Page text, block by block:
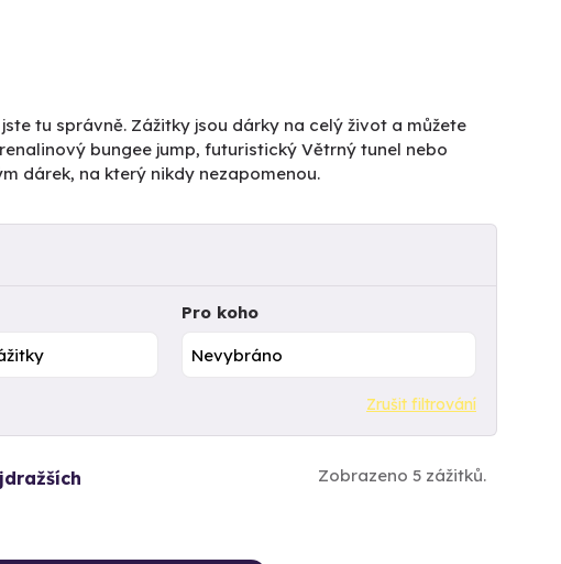
tu správně. Zážitky jsou dárky na celý život a můžete
bungee jump, futuristický Větrný tunel nebo
dárek, na který nikdy nezapomenou.
Pro koho
Zrušit filtrování
Zobrazeno 5 zážitků.